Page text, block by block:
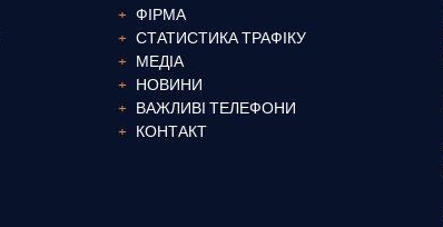
ФІРМА
СТАТИСТИКА ТРАФІКУ
МЕДІА
НОВИНИ
ВАЖЛИВІ ТЕЛЕФОНИ
КОНТАКТ